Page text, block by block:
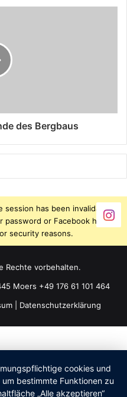
des Bergbaus
session has been invalidated
password or Facebook has
security reasons.
Rechte vorbehalten.
Moers +49 176 61 101 464
Datenschutzerklärung
cookies und
bestimmte Funktionen zu
„Alle akzeptieren“